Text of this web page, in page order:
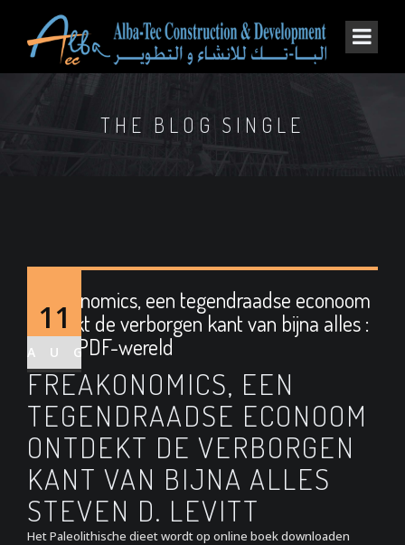
THE BLOG SINGLE
11
AUG
Freakonomics, een tegendraadse econoom
ontdekt de verborgen kant van bijna alles :
Gratis PDF-wereld
FREAKONOMICS, EEN
TEGENDRAADSE ECONOOM
ONTDEKT DE VERBORGEN
KANT VAN BIJNA ALLES
STEVEN D. LEVITT
Het Paleolithische dieet wordt op online boek downloaden